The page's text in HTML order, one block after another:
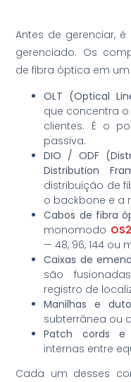
Antes de gerenciar,
gerenciado. Os
de fibra óptica em um
OLT (Optical
que concentra
clientes. É o
passiva.
DIO / ODF
Distribution
distribuição de
o backbone e a
Cabos de fibra
monomodo
— 48, 96, 144 ou
Caixas de
são
registro de
Manilhas e
subterrânea ou
Patch cords e
internas entre
Cada um desses